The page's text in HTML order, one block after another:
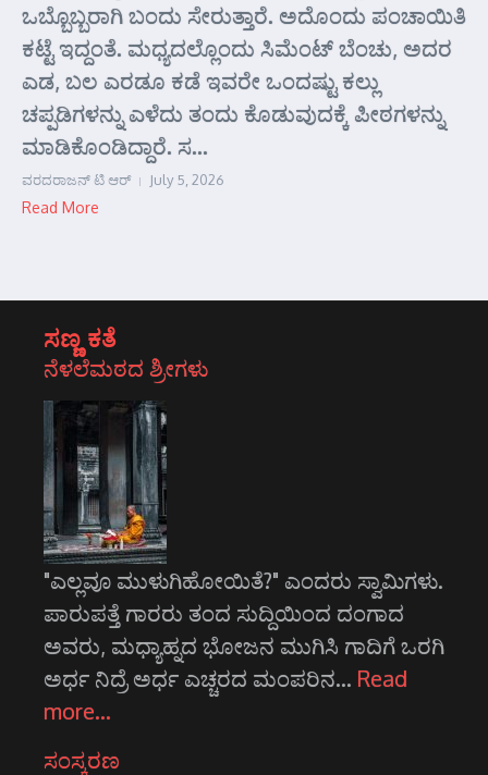
ಒಬ್ಬೊಬ್ಬರಾಗಿ ಬಂದು ಸೇರುತ್ತಾರೆ. ಅದೊಂದು ಪಂಚಾಯಿತಿ
ಕಟ್ಟೆ ಇದ್ದಂತೆ. ಮಧ್ಯದಲ್ಲೊಂದು ಸಿಮೆಂಟ್ ಬೆಂಚು, ಅದರ
ಎಡ, ಬಲ ಎರಡೂ ಕಡೆ ಇವರೇ ಒಂದಷ್ಟು ಕಲ್ಲು
ಚಪ್ಪಡಿಗಳನ್ನು ಎಳೆದು ತಂದು ಕೊಡುವುದಕ್ಕೆ ಪೀಠಗಳನ್ನು
ಮಾಡಿಕೊಂಡಿದ್ದಾರೆ. ಸ...
ವರದರಾಜನ್ ಟಿ ಆರ್ July 5, 2026
Read More
ಸಣ್ಣ ಕತೆ
ನೆಳಲೆಮಠದ ಶ್ರೀಗಳು
"ಎಲ್ಲವೂ ಮುಳುಗಿಹೋಯಿತೆ?" ಎಂದರು ಸ್ವಾಮಿಗಳು.
ಪಾರುಪತ್ತೆ ಗಾರರು ತಂದ ಸುದ್ದಿಯಿಂದ ದಂಗಾದ
ಅವರು, ಮಧ್ಯಾಹ್ನದ ಭೋಜನ ಮುಗಿಸಿ ಗಾದಿಗೆ ಒರಗಿ
ಅರ್ಧ ನಿದ್ರೆ ಅರ್ಧ ಎಚ್ಚರದ ಮಂಪರಿನ… Read
more…
ಸಂಸ್ಕರಣ